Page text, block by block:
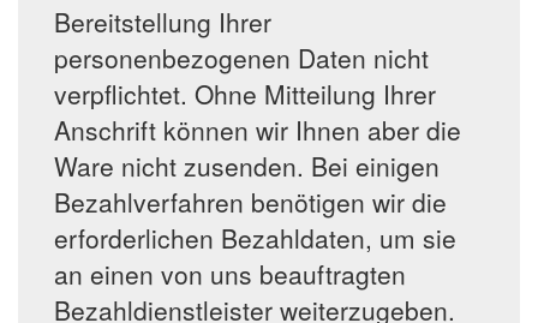
Bereitstellung Ihrer
personenbezogenen Daten nicht
verpflichtet. Ohne Mitteilung Ihrer
Anschrift können wir Ihnen aber die
Ware nicht zusenden. Bei einigen
Bezahlverfahren benötigen wir die
erforderlichen Bezahldaten, um sie
an einen von uns beauftragten
Bezahldienstleister weiterzugeben.